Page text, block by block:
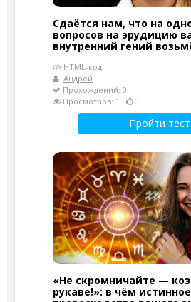
Сдаётся нам, что на
вопросов на эрудицию
внутренний гений
HTML-код
Андрей
Прохождений: 0
Просмотров: 1
0
Пройти тест
«Не скромничайте —
рукаве!»: в чём истинное